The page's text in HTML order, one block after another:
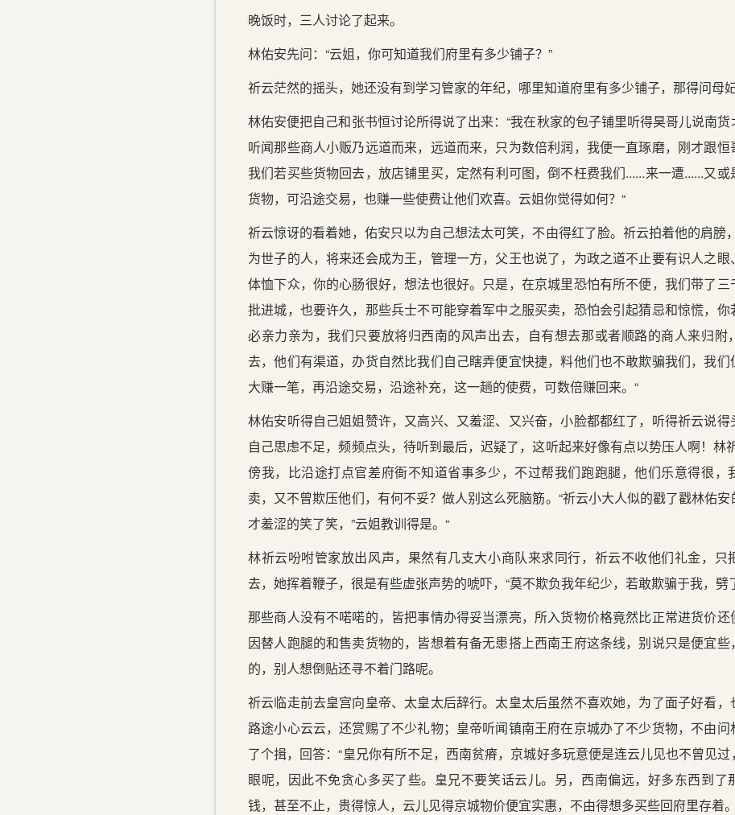
晚饭时，三人讨论了起来。
林佑安先问：“云姐，你可知道我们府里有多少铺子？”
祈云茫然的摇头，她还没有到学习管家的年纪，哪里知道府里有多少铺子，那得问母妃
林佑安便把自己和张书恒讨论所得说了出来：“我在秋家的包子铺里听得昊哥儿说南
听闻那些商人小贩乃远道而来，远道而来，只为数倍利润，我便一直琢磨，刚才跟恒
我们若买些货物回去，放店铺里买，定然有利可图，倒不枉费我们......来一遭......又
货物，可沿途交易，也赚一些使费让他们欢喜。云姐你觉得如何？“
祈云惊讶的看着她，佑安只以为自己想法太可笑，不由得红了脸。祈云拍着他的肩膀
为世子的人，将来还会成为王，管理一方，父王也说了，为政之道不止要有识人之
体恤下众，你的心肠很好，想法也很好。只是，在京城里恐怕有所不便，我们带了三
批进城，也要许久，那些兵士不可能穿着军中之服买卖，恐怕会引起猜忌和惊慌，你
必亲力亲为，我们只要放将归西南的风声出去，自有想去那或者顺路的商人来归附
去，他们有渠道，办货自然比我们自己瞎弄便宜快捷，料他们也不敢欺骗我们，我
大赚一笔，再沿途交易，沿途补充，这一趟的使费，可数倍赚回来。“
林佑安听得自己姐姐赞许，又高兴、又羞涩、又兴奋，小脸都都红了，听得祈云说
自己思虑不足，频频点头，待听到最后，迟疑了，这听起来好像有点以势压人啊！林
傍我，比沿途打点官差府衙不知道省事多少，不过帮我们跑跑腿，他们乐意得很，
卖，又不曾欺压他们，有何不妥？做人别这么死脑筋。“祈云小大人似的戳了戳林佑
才羞涩的笑了笑，”云姐教训得是。“
林祈云吩咐管家放出风声，果然有几支大小商队来求同行，祈云不收他们礼金，只
去，她挥着鞭子，很是有些虚张声势的唬吓，“莫不欺负我年纪少，若敢欺骗于我，劈
那些商人没有不喏喏的，皆把事情办得妥当漂亮，所入货物价格竟然比正常进货价还
因替人跑腿的和售卖货物的，皆想着有备无患搭上西南王府这条线，别说只是便宜些
的，别人想倒贴还寻不着门路呢。
祈云临走前去皇宫向皇帝、太皇太后辞行。太皇太后虽然不喜欢她，为了面子好看
路途小心云云，还赏赐了不少礼物；皇帝听闻镇南王府在京城办了不少货物，不由
了个揖，回答：“皇兄你有所不足，西南贫瘠，京城好多玩意便是连云儿见也不曾见
眼呢，因此不免贪心多买了些。皇兄不要笑话云儿。另，西南偏远，好多东西到了
钱，甚至不止，贵得惊人，云儿见得京城物价便宜实惠，不由得想多买些回府里存着